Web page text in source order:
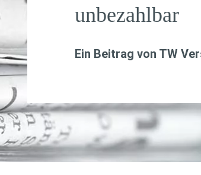
unbezahlbar
Ein Beitrag von TW